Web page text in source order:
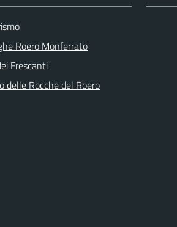
Roero Monferrato
Frescanti
delle Rocche del Roero